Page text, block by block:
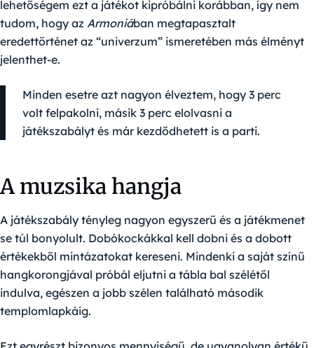
lehetőségem ezt a játékot kipróbálni korábban, így nem
tudom, hogy az Armoniában megtapasztalt
eredettörténet az “univerzum” ismeretében más élményt
jelenthet-e.
Minden esetre azt nagyon élveztem, hogy 3 perc
volt felpakolni, másik 3 perc elolvasni a
játékszabályt és már kezdődhetett is a parti.
A muzsika hangja
A játékszabály tényleg nagyon egyszerű és a játékmenet
se túl bonyolult. Dobókockákkal kell dobni és a dobott
értékekből mintázatokat kereseni. Mindenki a saját színű
hangkorongjával próbál eljutni a tábla bal szélétől
indulva, egészen a jobb szélen található második
templomlapkáig.